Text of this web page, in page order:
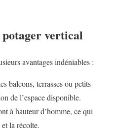
potager vertical
avantages indéniables :
balcons, terrasses ou petits
de l’espace disponible.
à hauteur d’homme, ce qui
la récolte.